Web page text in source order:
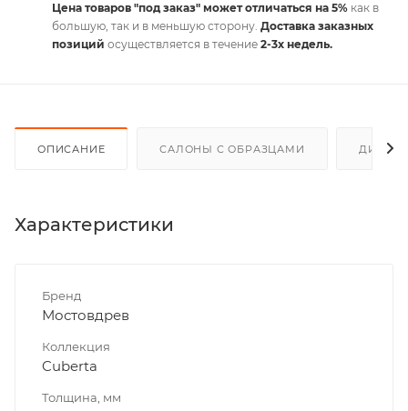
Цена товаров "под заказ" может отличаться на 5% как в
большую, так и в меньшую сторону. Доставка заказных
позиций осуществляется в течение 2-3х недель.
ОПИСАНИЕ САЛОНЫ С ОБРАЗЦАМИ
Характеристики
Бренд
Мостовдрев
Коллекция
Cuberta
Толщина, мм